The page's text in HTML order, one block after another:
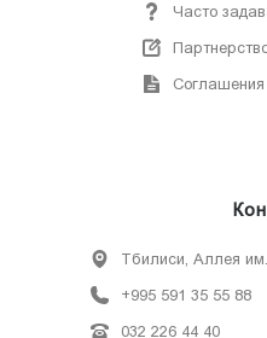
Часто
Соглашения
Тбилиси, Аллея
+995 591 35 55 88
032 226 44 40